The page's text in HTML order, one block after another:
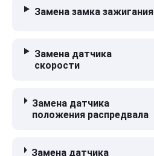
Замена замка зажигания
Замена датчика
скорости
Замена датчика
положения распредвала
Замена датчика